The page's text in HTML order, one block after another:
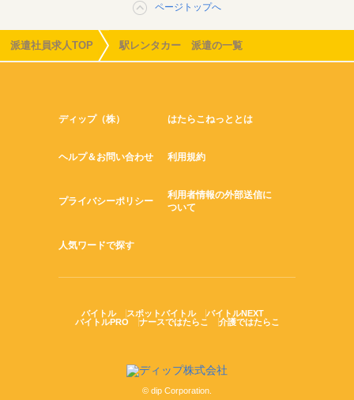
ページトップへ
派遣社員求人TOP 駅レンタカー 派遣の一覧
ディップ（株） はたらこねっととは
ヘルプ＆お問い合わせ 利用規約
プライバシーポリシー
利用者情報の外部送信に
ついて
人気ワードで探す
バイトル スポットバイトル
バイトルNEXT
バイトルPRO
ナースではたらこ 介護ではたらこ
© dip Corporation.